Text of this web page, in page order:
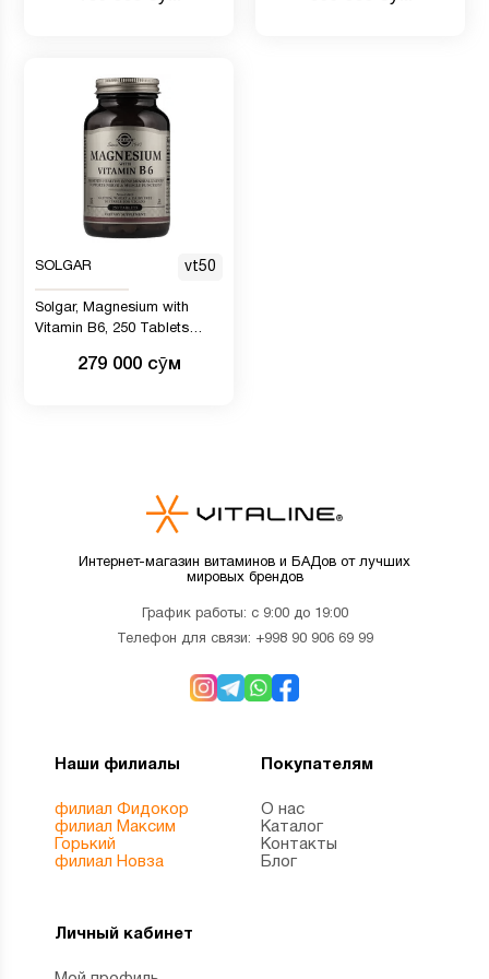
SOLGAR vt50
Solgar, Magnesium with
Vitamin B6, 250 Tablets
279 000 сӯм
Интернет-магазин витаминов и БАДов от лучших
мировых брендов
График работы: с 9:00 до 19:00
Телефон для связи: +998 90 906 69 99
Наши филиалы
филиал Фидокор
филиал Максим
Горький
филиал Новза
Покупателям
О нас
Каталог
Контакты
Блог
Личный кабинет